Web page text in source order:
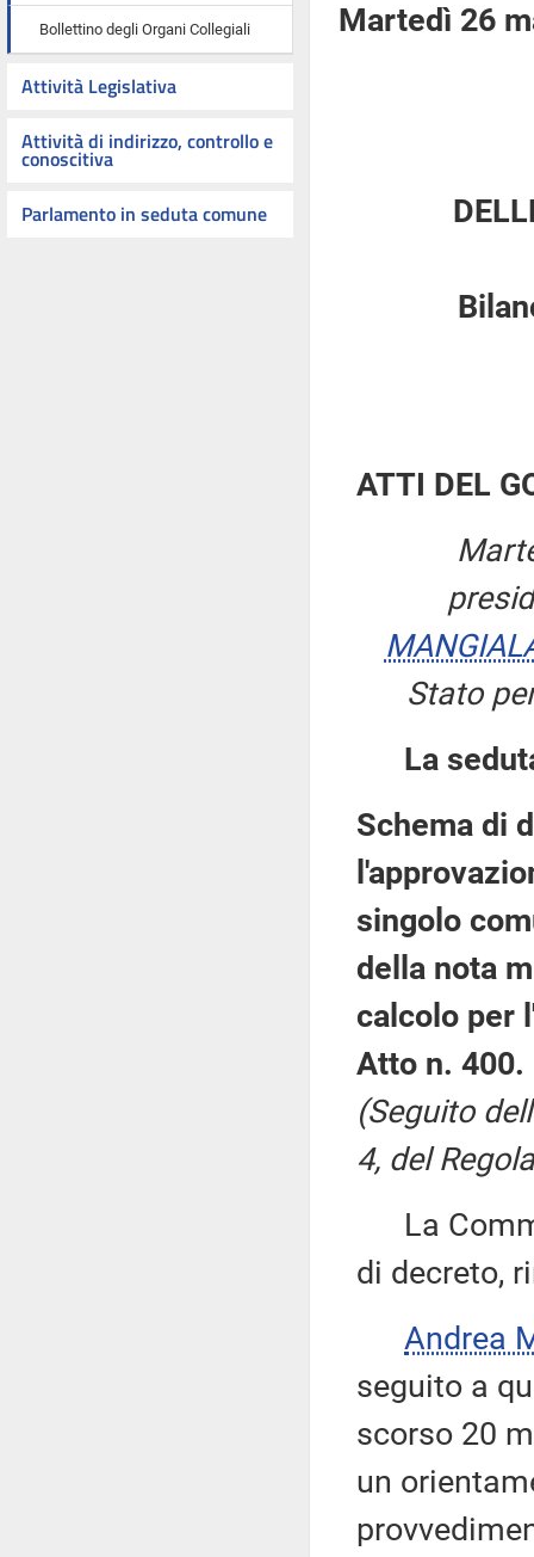
Bollettino degli Organi Collegiali
Attività Legislativa
Attività di indirizzo, controllo e
conoscitiva
Parlamento in seduta comune
Martedì 26
ATTI DEL
Stato
La
Schema di
singolo
della nota
calcolo per
Atto n. 400.
(Seguito
4, del
La
di decreto,
Andrea
seguito a
scorso 20
un